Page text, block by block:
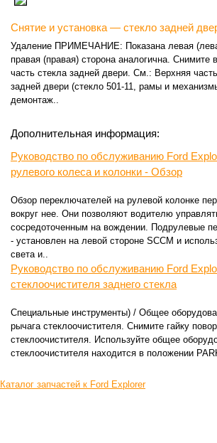
Снятие и установка — стекло задней
Удаление ПРИМЕЧАНИЕ: Показана левая
правая (правая) сторона аналогична. Снимите
часть стекла задней двери. См.: Верхняя
задней двери (стекло 501-11, рамы и
демонтаж..
Дополнительная информация:
Руководство по обслуживанию Ford
рулевого колеса и колонки - Обзор
Обзор переключателей на рулевой колонке
вокруг нее. Они позволяют водителю
сосредоточенным на вождении. Подрулевые
- установлен на левой стороне SCCM и
света и..
Руководство по обслуживанию Ford
стеклоочистителя заднего стекла
Специальные инструменты) / Общее
рычага стеклоочистителя. Снимите гайку
стеклоочистителя. Используйте общее
стеклоочистителя находится в положении
Каталог запчастей к Ford Explorer